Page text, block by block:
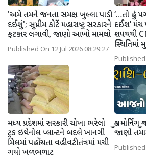
'અમે તમને જનતા સમક્ષ ખુલ્લા પાડી
દઈશું'; સુપ્રીમ કોર્ટે મહારાષ્ટ્ર સરકારને
ફટકાર લગાવી, જાણો આખો મામલો
Published On 12 Jul 2026 08:29:27
‘…તો હું
દઈશ’ મંચ
શપથથી
સ્થિતિમાં
Published
મધ્ય પ્રદેશમાં સરકારી ચોખા ભરેલો
ટ્રક ઇથેનોલ પ્લાન્ટને બદલે ખાનગી
મિલમાં પહોંચતા વહીવટીતંત્રમાં મચી
ગયો ખળભળાટ
ગુડ
જાણો
Published